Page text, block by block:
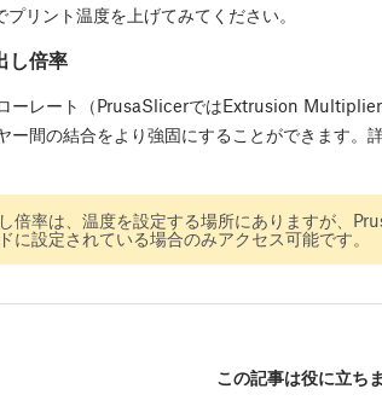
リント温度を上げてみてください。
し倍率
ーレート（PrusaSlicerではExtrusion
ー間の結合をより強固にすることができます。
倍率は、温度を設定する場所にありますが、
に設定されている場合のみアクセス可能です。
この記事は役に立ち